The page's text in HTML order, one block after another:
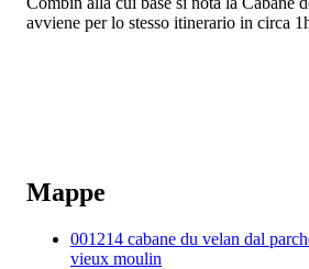
avviene per lo stesso itinerario in circa
Mappe
001214 cabane du velan dal
vieux moulin